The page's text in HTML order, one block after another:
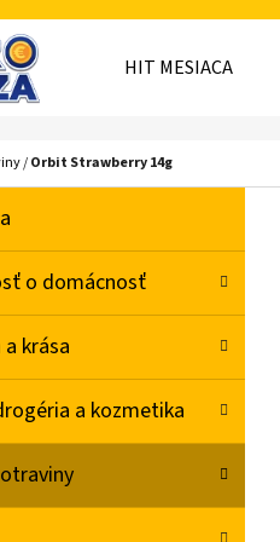
HIT MESIACA
/Orbit Strawberry 14g
o domácnosť
krása
a kozmetika